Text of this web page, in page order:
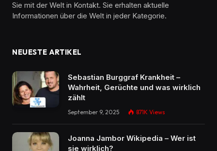
Sie mit der Welt in Kontakt. Sie erhalten aktuelle
Informationen über die Welt in jeder Kategorie.
NEUESTE ARTIKEL
Sebastian Burggraf Krankheit –
Wahrheit, Gerüchte und was wirklich
zählt
September 9, 2025 871K Views
Joanna Jambor Wikipedia – Wer ist
sie wirklich?